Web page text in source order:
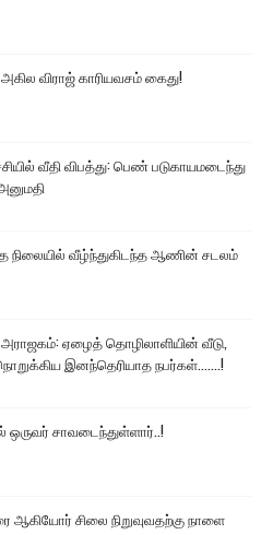
விராஜ் காரியவசம் கைது!
வீதி விபத்து: பெண் படுகாயமடைந்து
நிலையில் வீழ்ந்துகிடந்த ஆணின் சடலம்
அராஜகம்: ஏழைத் தொழிலாளியின் வீடு,
இனந்தெரியாத நபர்கள்.......!
ஒருவர் சாவடைந்துள்ளார்..!
ஆகியோர் சிலை நிறுவுவதற்கு நாளை